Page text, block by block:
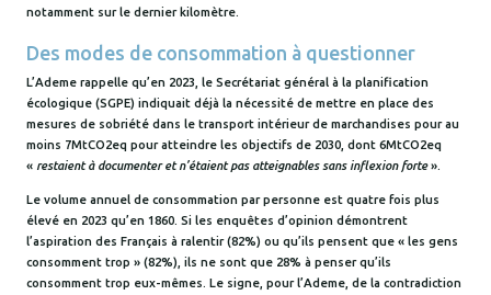
notamment sur le dernier kilomètre.
Des modes de consommation à questionner
L’Ademe rappelle qu’en 2023, le Secrétariat général à la planification
écologique (SGPE) indiquait déjà la nécessité de mettre en place des
mesures de sobriété dans le transport intérieur de marchandises pour au
moins 7MtCO2eq pour atteindre les objectifs de 2030, dont 6MtCO2eq
« restaient à documenter et n’étaient pas atteignables sans inflexion forte».
Le volume annuel de consommation par personne est quatre fois plus
élevé en 2023 qu’en 1860. Si les enquêtes d’opinion démontrent
l’aspiration des Français à ralentir (82%) ou qu’ils pensent que « les gens
consomment trop » (82%), ils ne sont que 28% à penser qu’ils
consomment trop eux-mêmes. Le signe, pour l’Ademe, de la contradiction